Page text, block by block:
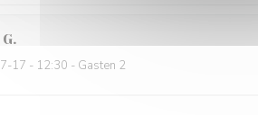
G
17 - 12:30 - Gasten 2